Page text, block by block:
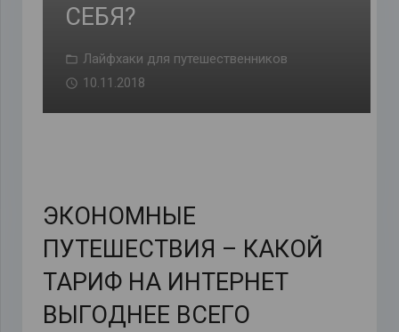
СЕБЯ?
Лайфхаки для путешественников
10.11.2018
ЭКОНОМНЫЕ
ПУТЕШЕСТВИЯ – КАКОЙ
ТАРИФ НА ИНТЕРНЕТ
ВЫГОДНЕЕ ВСЕГО